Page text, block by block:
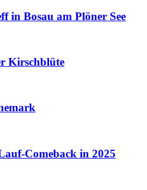
in Bosau am Plöner See
Kirschblüte
Comeback in 2025